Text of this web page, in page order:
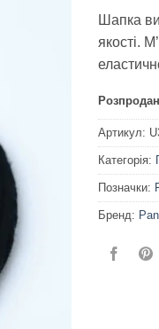
Шапка
якості.
Артикул:
Категорія:
Позначки:
Бренд: